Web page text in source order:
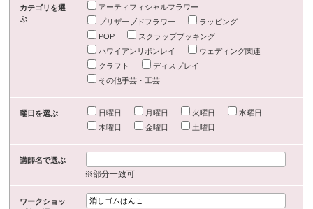
カテゴリを選
ぶ
アーティフィシャルフラワー
プリザーブドフラワー
ラッピング
POP
スクラップブッキング
ハワイアンリボンレイ
ウェディング関連
クラフト
ディスプレイ
その他手芸・工芸
曜日を選ぶ 日曜日 月曜日 火曜日
水曜日
木曜日
金曜日 土曜日
講師名で選ぶ
※部分一致可
ワークショッ